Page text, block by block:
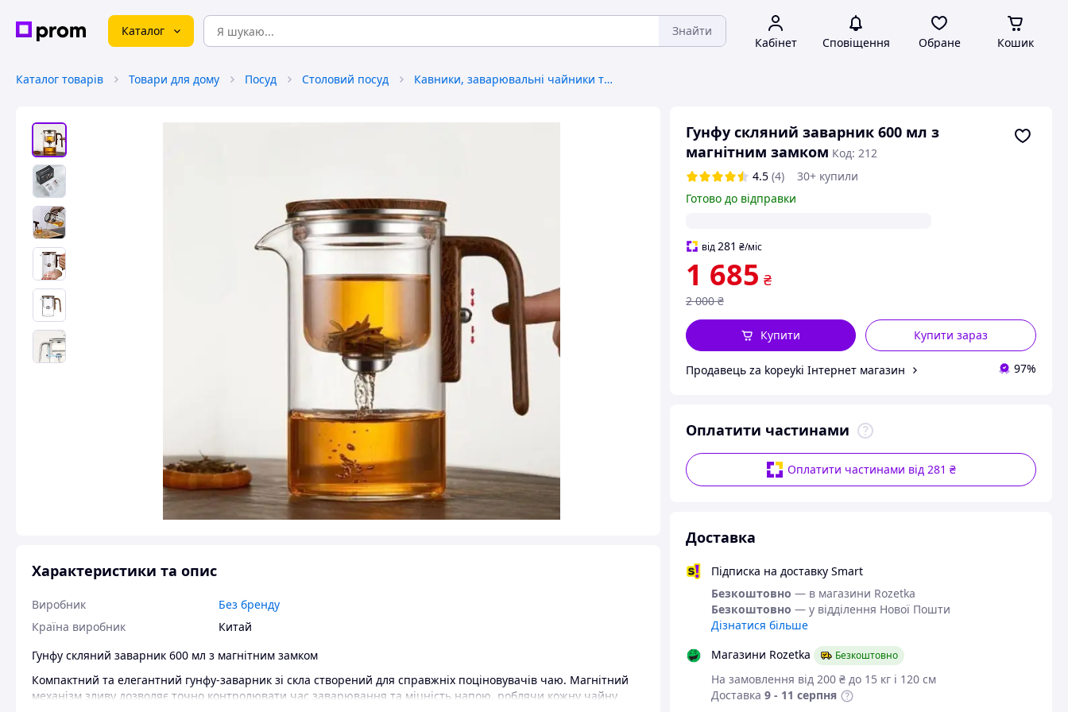
Каталог Знайти
Кабінет Сповіщення Обране Кошик
Каталог товарів Товари для дому Посуд Столовий посуд Кавники, заварювальні чайники та аксесуари
Гунфу скляний заварник 600 мл з
магнітним замком Код: 212
4.5 (4)
30+ купили
Готово до відправки
від281 ₴/міс
1 685 ₴
2 000 ₴
Купити зараз
Купити
Продавець za kopeyki Інтернет магазин 97%
Оплатити частинами
Оплатити частинами від 281 ₴
Доставка
Підписка на доставку Smart
Безкоштовно — в магазини Rozetka
Безкоштовно — у відділення Нової Пошти
Дізнатися більше
Магазини Rozetka
Безкоштовно
На замовлення від 200 ₴ до 15 кг і 120 см
Доставка 9 - 11 серпня
Характеристики та опис
Виробник
Без бренду
Країна виробник
Китай
Гунфу скляний заварник 600 мл з магнітним замком
Компактний та елегантний гунфу-заварник зі скла створений для справжніх поціновувачів чаю. Магнітний
механізм зливу дозволяє точно контролювати час заварювання та міцність напою, роблячи кожну чайну